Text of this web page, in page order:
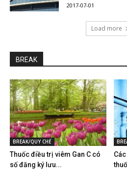
2017-07-01
Load more
BREAK
BREAK/QUY CHẾ
Thuốc điều trị viêm Gan C có
số đăng ký lưu...